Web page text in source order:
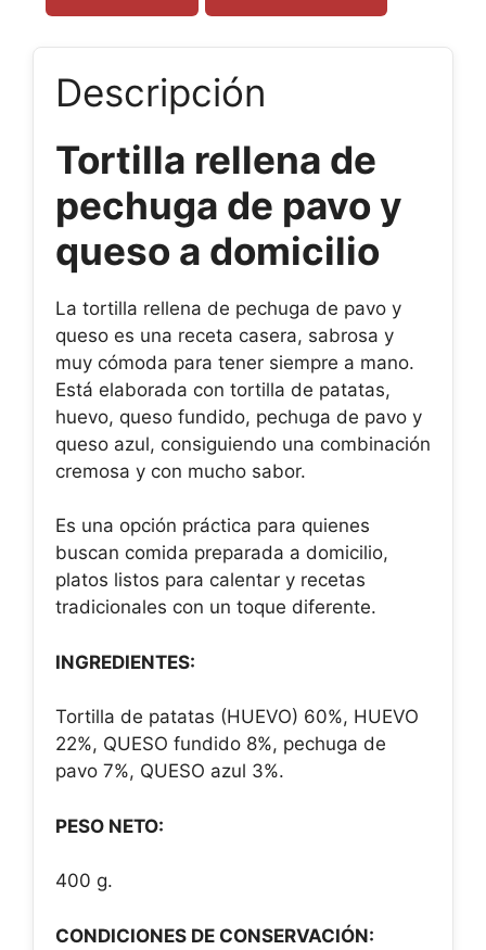
Descripción
Tortilla rellena de
pechuga de pavo y
queso a domicilio
La tortilla rellena de pechuga de pavo y
queso es una receta casera, sabrosa y
muy cómoda para tener siempre a mano.
Está elaborada con tortilla de patatas,
huevo, queso fundido, pechuga de pavo y
queso azul, consiguiendo una combinación
cremosa y con mucho sabor.
Es una opción práctica para quienes
buscan comida preparada a domicilio,
platos listos para calentar y recetas
tradicionales con un toque diferente.
INGREDIENTES:
Tortilla de patatas (HUEVO) 60%, HUEVO
22%, QUESO fundido 8%, pechuga de
pavo 7%, QUESO azul 3%.
PESO NETO:
400 g.
CONDICIONES DE CONSERVACIÓN: